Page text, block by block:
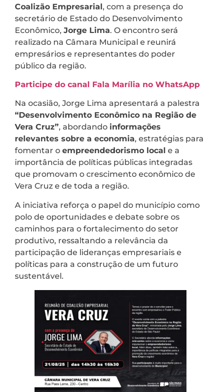
Coalizão Empresarial, com a presença do
secretário de Estado do Desenvolvimento
Econômico, Jorge Lima. O encontro será
realizado na Câmara Municipal e reunirá
empresários e representantes do poder
público da região.
Participe do canal Fala Marília no WhatsApp
Na ocasião, Jorge Lima apresentará a palestra
“Desenvolvimento Econômico na Região de
Vera Cruz”, abordando informações
relevantes sobre a economia, estratégias para
fomentar o empreendedorismo local e a
importância de políticas públicas integradas
que promovam o crescimento econômico de
Vera Cruz e de toda a região.
A iniciativa reforça o papel do município como
polo de oportunidades e debate sobre os
caminhos para o fortalecimento do setor
produtivo, ressaltando a relevância da
participação de lideranças empresariais e
políticas para a construção de um futuro
sustentável.